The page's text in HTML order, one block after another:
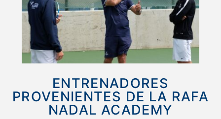
ENTRENADORES
PROVENIENTES DE LA RAFA
NADAL ACADEMY